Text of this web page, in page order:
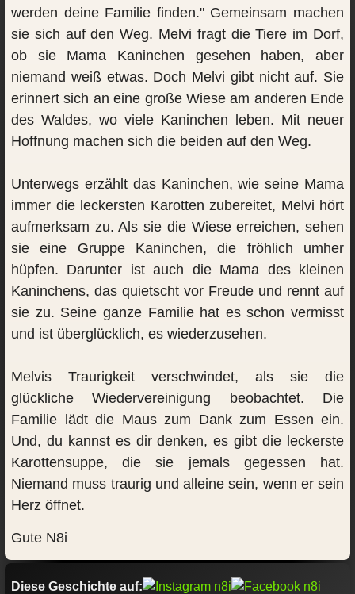
werden deine Familie finden." Gemeinsam machen
sie sich auf den Weg. Melvi fragt die Tiere im Dorf,
ob sie Mama Kaninchen gesehen haben, aber
niemand weiß etwas. Doch Melvi gibt nicht auf. Sie
erinnert sich an eine große Wiese am anderen Ende
des Waldes, wo viele Kaninchen leben. Mit neuer
Hoffnung machen sich die beiden auf den Weg.
Unterwegs erzählt das Kaninchen, wie seine Mama
immer die leckersten Karotten zubereitet, Melvi hört
aufmerksam zu. Als sie die Wiese erreichen, sehen
sie eine Gruppe Kaninchen, die fröhlich umher
hüpfen. Darunter ist auch die Mama des kleinen
Kaninchens, das quietscht vor Freude und rennt auf
sie zu. Seine ganze Familie hat es schon vermisst
und ist überglücklich, es wiederzusehen.
Melvis Traurigkeit verschwindet, als sie die
glückliche Wiedervereinigung beobachtet. Die
Familie lädt die Maus zum Dank zum Essen ein.
Und, du kannst es dir denken, es gibt die leckerste
Karottensuppe, die sie jemals gegessen hat.
Niemand muss traurig und alleine sein, wenn er sein
Herz öffnet.
Gute N8i
Diese Geschichte auf: